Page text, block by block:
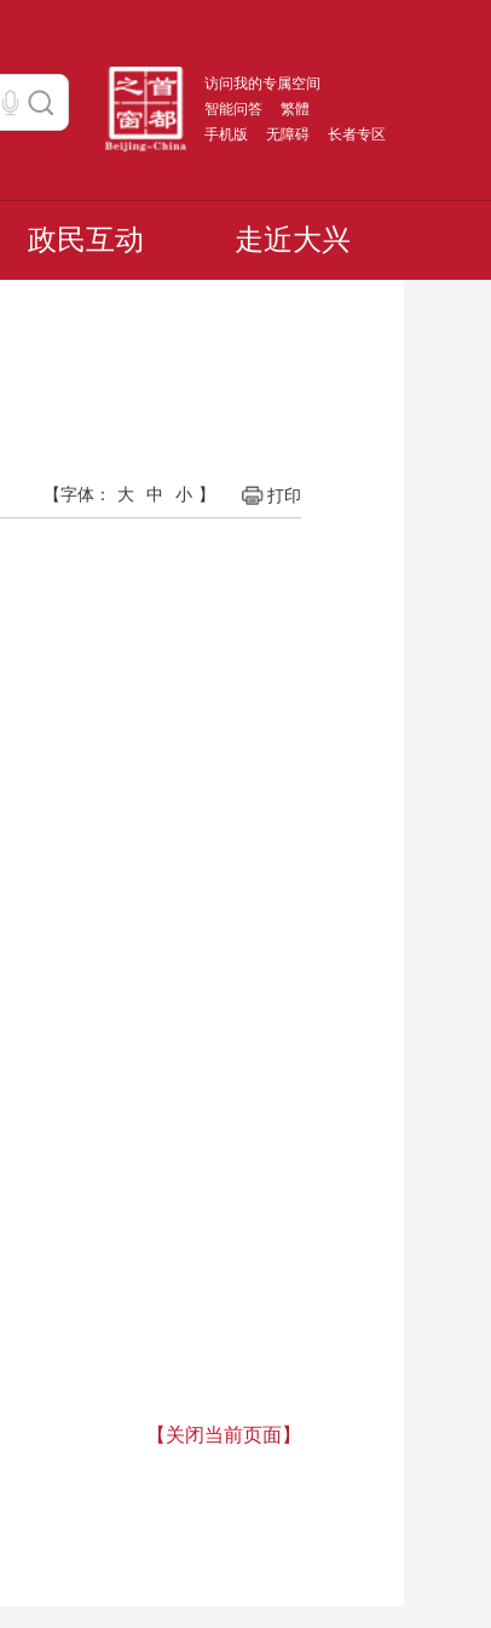
访问我的专属空间
智能问答
繁體
手机版
无障碍 长者专区
政民互动 走近大兴
打印
【字体： 大 中 小 】
【关闭当前页面】